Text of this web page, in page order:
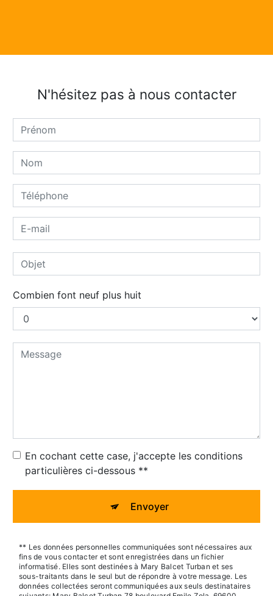
N'hésitez pas à nous contacter
Combien font neuf plus huit
En cochant cette case, j'accepte les conditions
particulières ci-dessous **
Envoyer
** Les données personnelles communiquées sont nécessaires aux
fins de vous contacter et sont enregistrées dans un fichier
informatisé. Elles sont destinées à Mary Balcet Turban et ses
sous-traitants dans le seul but de répondre à votre message. Les
données collectées seront communiquées aux seuls destinataires